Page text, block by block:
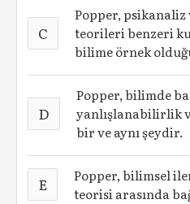
C
Popper,
teorileri benzeri
bilime örnek
D
Popper, bilimde
yanlışlanabilirlik
bir ve aynı şeydir.
E
Popper, bilimsel
teorisi arasında